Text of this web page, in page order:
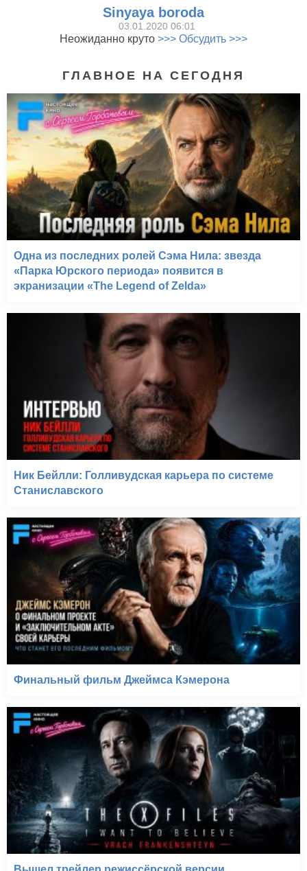
Sinyaya boroda
03.01.2020 06:01
Неожиданно круто >>> Обсудить >>>
ГЛАВНОЕ НА СЕГОДНЯ
Одна из последних ролей Сэма Нила: звезда
«Парка Юрского периода» появится в
экранизации «The Legend of Zelda»
Ник Бейлли: Голливудская карьера по системе
Станиславского
Финальный фильм Джеймса Кэмерона